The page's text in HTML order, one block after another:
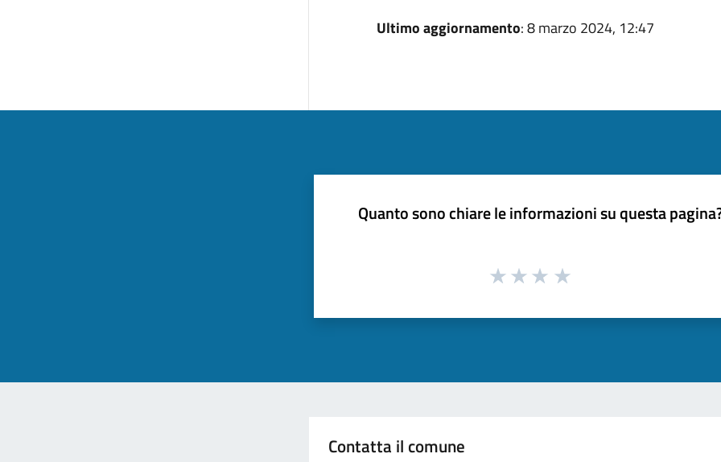
Ultimo aggiornamento: 8 marzo 2024, 12:47
Quanto sono chiare le informazioni su questa
Contatta il comune